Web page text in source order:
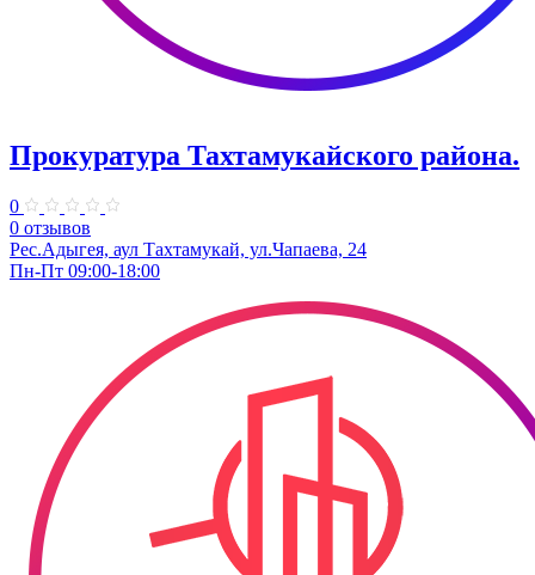
Прокуратура Тахтамукайского района.
0
0 отзывов
Рес.Адыгея, аул Тахтамукай, ул.Чапаева, 24
Пн-Пт 09:00-18:00